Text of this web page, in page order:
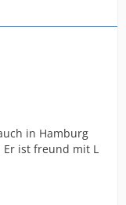
in Hamburg
Er ist freund mit L